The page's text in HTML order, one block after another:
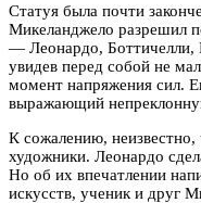
Статуя была почти
Микеланджело разрешил
— Леонардо, Боттичелли,
увидев перед собой не
момент напряжения сил.
выражающий
К сожалению,
художники. Леонардо
Но об их впечатлении
искусств, ученик и друг